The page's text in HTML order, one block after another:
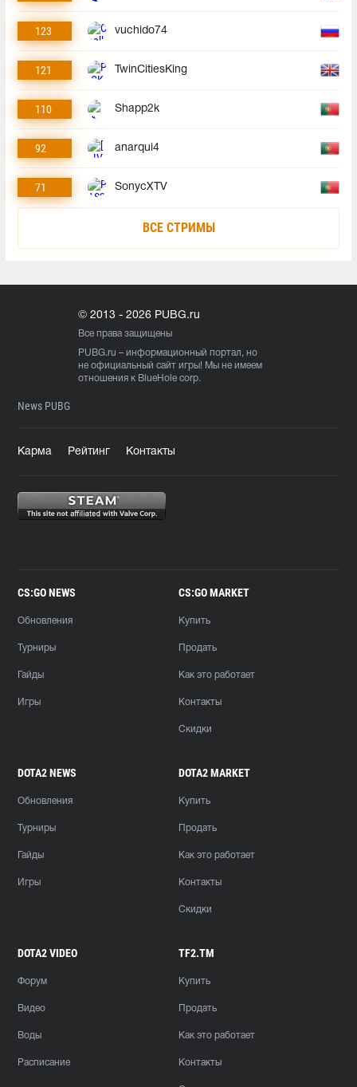
123 vuchido74
121 TwinCitiesKing
110 Shapp2k
92 anarqui4
71 SonycXTV
ВСЕ СТРИМЫ
© 2013 - 2026 PUBG.ru
Все права защищены
PUBG.ru – информационный портал, но
не официальный сайт игры! Мы не имеем
отношения к BlueHole corp.
News PUBG
Карма Рейтинг Контакты
CS:GO NEWS
Обновления
Турниры
Гайды
Игры
CS:GO MARKET
Купить
Продать
Как это работает
Контакты
Скидки
DOTA2 NEWS
Обновления
Турниры
Гайды
Игры
DOTA2 MARKET
Купить
Продать
Как это работает
Контакты
Скидки
DOTA2 VIDEO
Форум
Видео
Воды
Расписание
TF2.TM
Купить
Продать
Как это работает
Контакты